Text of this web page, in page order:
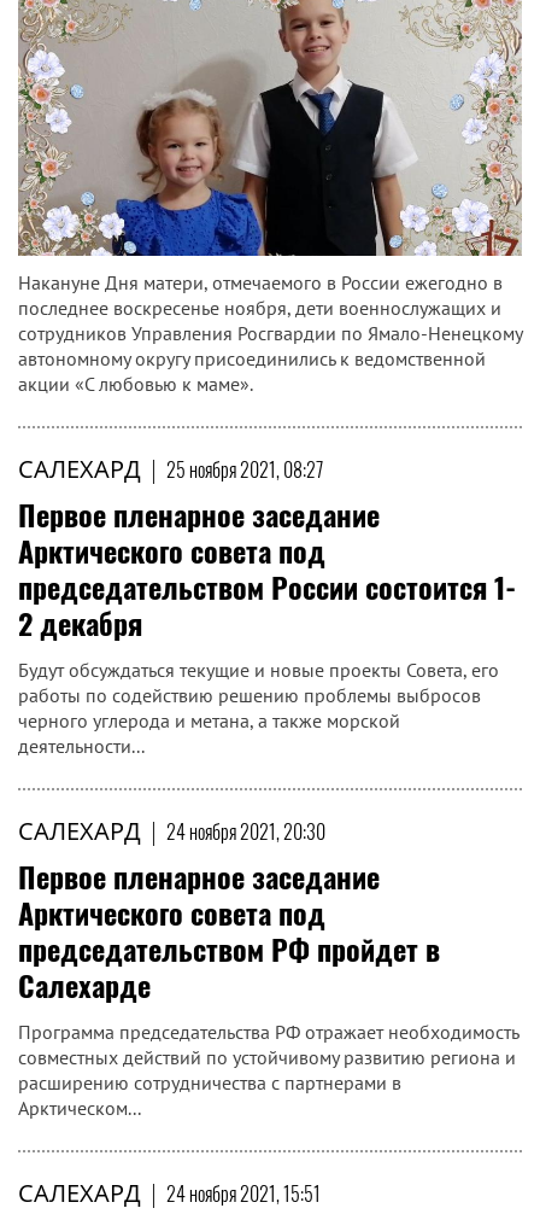
Накануне Дня матери, отмечаемого в России ежегодно в
последнее воскресенье ноября, дети военнослужащих и
сотрудников Управления Росгвардии по Ямало-Ненецкому
автономному округу присоединились к ведомственной
акции «С любовью к маме».
САЛЕХАРД | 25 ноября 2021, 08:27
Первое пленарное заседание
Арктического совета под
председательством России состоится 1-
2 декабря
Будут обсуждаться текущие и новые проекты Совета, его
работы по содействию решению проблемы выбросов
черного углерода и метана, а также морской
деятельности...
САЛЕХАРД | 24 ноября 2021, 20:30
Первое пленарное заседание
Арктического совета под
председательством РФ пройдет в
Салехарде
Программа председательства РФ отражает необходимость
совместных действий по устойчивому развитию региона и
расширению сотрудничества с партнерами в
Арктическом...
САЛЕХАРД | 24 ноября 2021, 15:51